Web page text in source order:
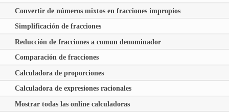
Convertir de números mixtos en fracciones impropios
Simplificación de fracciones
Reducción de fracciones a comun denominador
Comparación de fracciones
Calculadora de proporciones
Calculadora de expresiones racionales
Mostrar todas las online calculadoras